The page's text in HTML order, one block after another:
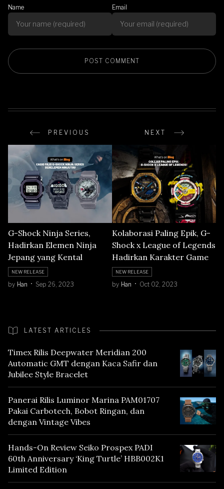
Name Email
PREVIOUS NEXT
G-Shock Ninja Series,
Hadirkan Elemen Ninja
Jepang yang Kental
NEW RELEASE
by Han Sep 26, 2023
Kolaborasi Paling Epik, G-
Shock x League of Legends
Hadirkan Karakter Game
NEW RELEASE
by Han Oct 02, 2023
LATEST ARTICLES
Timex Rilis Deepwater Meridian 200
Automatic GMT dengan Kaca Safir dan
Jubilee Style Bracelet
Panerai Rilis Luminor Marina PAM01707
Pakai Carbotech, Bobot Ringan, dan
dengan Vintage Vibes
Hands-On Review Seiko Prospex PADI
60th Anniversary ‘King Turtle’ HBB002K1
Limited Edition